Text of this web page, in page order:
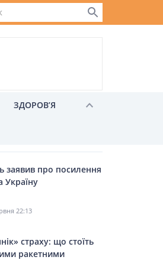
ЗДОРОВ’Я
заявив про посилення
Україну
22:13
страху: що стоїть
ракетними